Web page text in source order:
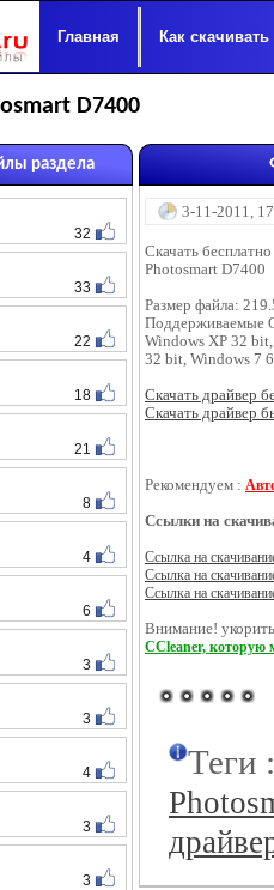
Главная Как скачивать
D7400
раздела
32
33
22
18
21
8
4
6
3
3
4
3
3
3-11-2011,
Скачать
Photosmart D7400
Размер файла:
Поддерживаемые
Windows XP 32
32 bit, Windows 7
Скачать драйвер
Скачать драйвер
Рекомендуем :
Ссылки на
Ссылка на
Ссылка на
Ссылка на
Внимание!
CCleaner, которую
Теги